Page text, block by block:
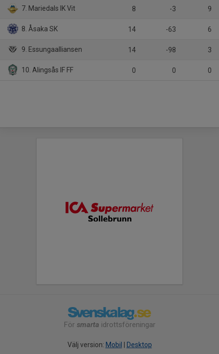
7. Mariedals IK Vit 8 -3 9
8. Åsaka SK 14 -63 6
9. Essungaalliansen 14 -98 3
10. Alingsås IF FF 0 0 0
För smarta idrottsföreningar
Välj version: Mobil Desktop